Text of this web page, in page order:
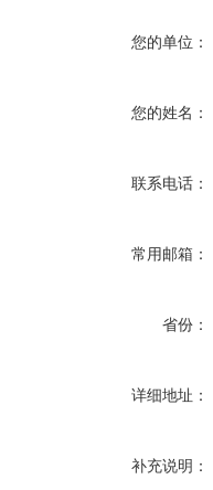
您的单位：
您的姓名：
联系电话：
常用邮箱：
省份：
详细地址：
补充说明：